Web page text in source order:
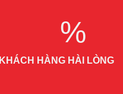
%
KHÁCH HÀNG HÀI LÒNG